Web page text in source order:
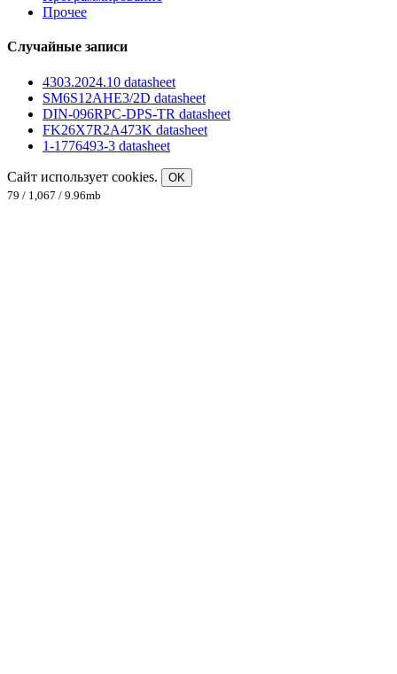
Прочее
Случайные записи
4303.2024.10 datasheet
SM6S12AHE3/2D datasheet
DIN-096RPC-DPS-TR datasheet
FK26X7R2A473K datasheet
1-1776493-3 datasheet
Сайт использует cookies.
OK
79 / 1,067 / 9.96mb